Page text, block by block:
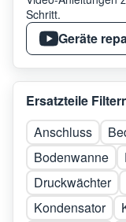
Schritt.
Geräte
Ersatzteile
Anschluss
Bodenwanne
Druckwächter
Kondensator